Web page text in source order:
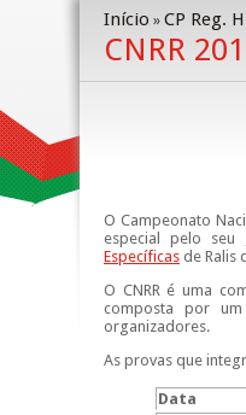
Início » CP Reg.
CNRR
O Campeonato
especial pelo seu
Específicas de Ralis
O CNRR é uma
composta por
organizadores.
As provas que
Data